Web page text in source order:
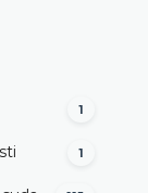
1
1